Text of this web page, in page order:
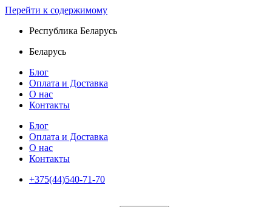
Перейти к содержимому
Республика Беларусь
Беларусь
Блог
Оплата и Доставка
О нас
Контакты
Блог
Оплата и Доставка
О нас
Контакты
+375(44)540-71-70